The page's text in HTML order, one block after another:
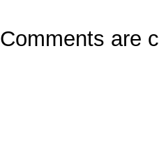
Comments are